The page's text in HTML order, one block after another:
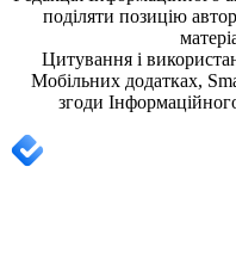
поділяти позицію
Цитування і
Мобільних додатках,
згоди